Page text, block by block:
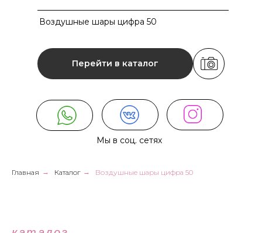
Воздушные шары цифра 50
Мы в соц. сетях
Перейти в каталог
Главная → Каталог → Воздушные шары цифра 50